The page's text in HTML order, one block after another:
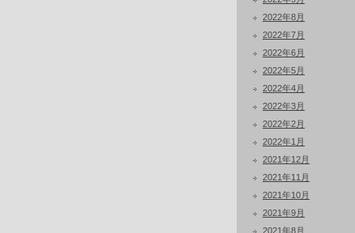
2022年8月
2022年7月
2022年6月
2022年5月
2022年4月
2022年3月
2022年2月
2022年1月
2021年12月
2021年11月
2021年10月
2021年9月
2021年8月